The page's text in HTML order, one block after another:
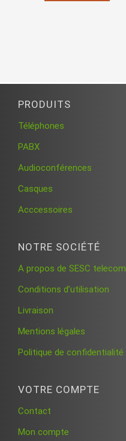
PRODUITS
Téléphones
PABX
Audioconférences
Casques
Acccessoires
NOTRE SOCIÉTÉ
A propos de SESC telecom
Conditions d’utilisation
Livraison
Mentions légales
Politique de confidentialité
VOTRE COMPTE
Contact
Mon compte